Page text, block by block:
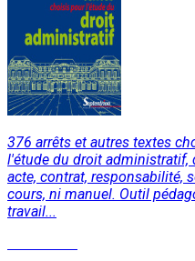
376 arrêts et autres textes
l'étude du droit administratif,
acte, contrat, responsabilité,
cours, ni manuel. Outil
travail...